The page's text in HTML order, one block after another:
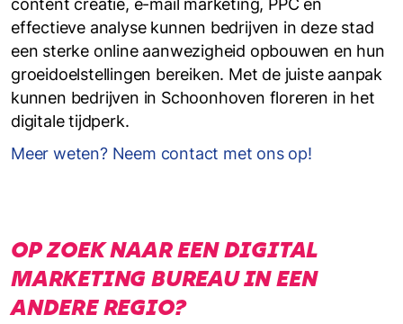
content creatie, e-mail marketing, PPC en
effectieve analyse kunnen bedrijven in deze stad
een sterke online aanwezigheid opbouwen en hun
groeidoelstellingen bereiken. Met de juiste aanpak
kunnen bedrijven in Schoonhoven floreren in het
digitale tijdperk.
Meer weten? Neem contact met ons op!
OP ZOEK NAAR EEN DIGITAL
MARKETING BUREAU IN EEN
ANDERE REGIO?